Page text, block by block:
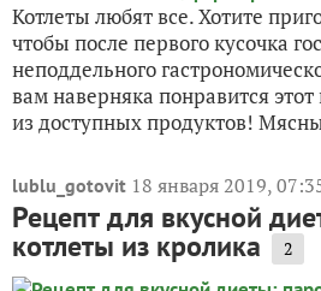
Котлеты любят все. Хотите
чтобы после первого кусочка
неподдельного
вам наверняка понравится
из доступных продуктов!
lublu_gotovit 18 января 2019,
Рецепт для вкусной
котлеты из кролика 2